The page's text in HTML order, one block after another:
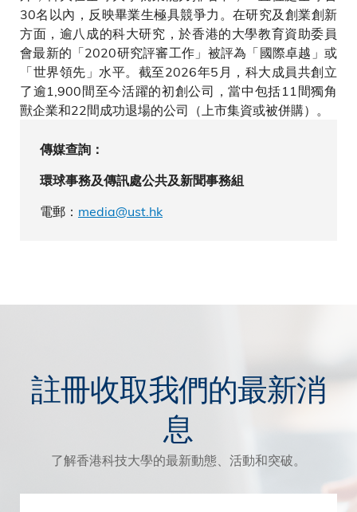
30名以內，反映畢業生極具競爭力。在研究及創業創新
方面，逾八成的科大研究，於香港的大學教育資助委員
會最新的「2020研究評審工作」被評為「國際卓越」或
「世界領先」水平。截至2026年5月，科大成員共創立
了逾1,900間至今活躍的初創公司，當中包括11間獨角
獸企業和22間成功退場的公司（上市集資或被併購）。
傳媒查詢：
環球事務及傳訊處公共及新聞事務組
電郵： media@ust.hk
註冊收取我們的最新消
息
了解香港科技大學的最新動態、活動和突破。